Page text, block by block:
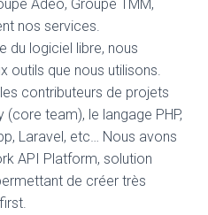
Adeo, Groupe TMM,
nos services.
du logiciel libre, nous
outils que nous utilisons.
contributeurs de projets
team), le langage PHP,
Laravel, etc… Nous avons
API Platform, solution
de créer très